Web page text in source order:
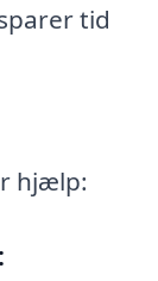
tid
hjælp: